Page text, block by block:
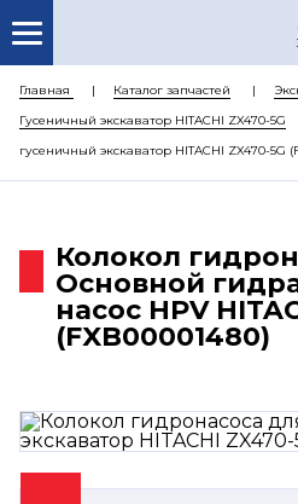
О НАС
КАТАЛОГ
ЦЕНЫ
Главная Каталог запчастей
Гусеничный экскаватор HITACHI ZX470-5G
гусеничный экскаватор HITACHI ZX470-5G
Колокол
Основной
насос HPV
(FXB00001480)